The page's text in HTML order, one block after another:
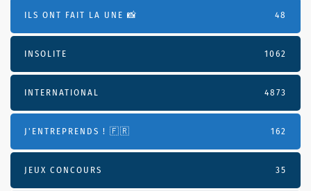
ILS ONT FAIT LA UNE 📸 48
INSOLITE 1062
INTERNATIONAL 4873
J'ENTREPRENDS ! 🇫🇷 162
JEUX CONCOURS 35